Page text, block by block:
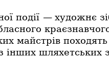
події —художнє
майстрів
шляхетських